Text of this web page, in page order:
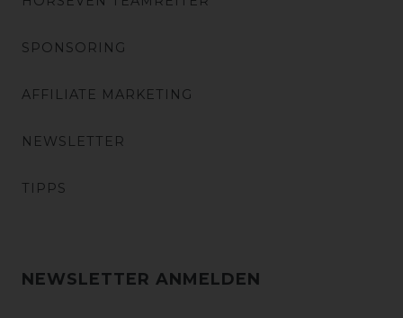
SPONSORING
AFFILIATE MARKETING
NEWSLETTER
TIPPS
NEWSLETTER ANMELDEN